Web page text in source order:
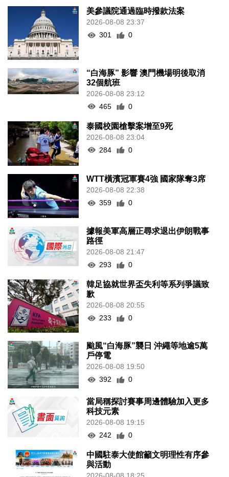
美參議院通過臨時撥款法案
2026-08-08 23:37
301
0
“白海豚” 影響 澳門機場明後取消
32個航班
2026-08-08 23:12
465
0
泰國校園槍擊案增至9死
2026-08-08 23:04
284
0
WTT橫濱冠軍賽4強 國家隊奪3席
2026-08-08 22:38
359
0
據報美軍高層正尋求退出伊朗戰事
路徑
2026-08-08 21:47
293
0
韓足協就世界盃失利等系列爭議致
歉
2026-08-08 20:55
233
0
颱風“白海豚”襲日 沖繩等地逾5萬
戶停電
2026-08-08 19:50
392
0
當局稱探討賽事周邊體驗加入更多
科技元素
2026-08-08 19:15
242
0
中國駐泰大使館籲文明理性有序參
與活動